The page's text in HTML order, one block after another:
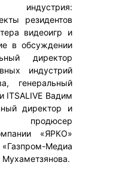
индустрия:
резидентов
видеоигр и
в обсуждении
директор
индустрий
генеральный
ITSALIVE Вадим
директор и
продюсер
«ЯРКО»
Медиа
Мухаметзянова.